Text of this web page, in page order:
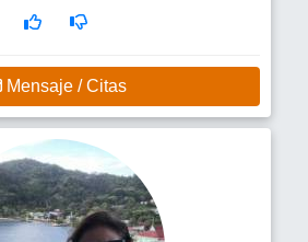
Mensaje / Citas